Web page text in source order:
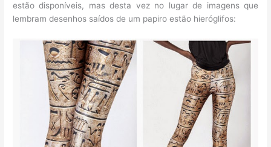
estão disponíveis, mas desta vez no lugar de imagens que
lembram desenhos saídos de um papiro estão hieróglifos: